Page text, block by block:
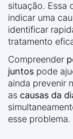
situação. Essa
indicar uma
identificar
tratamento
Compreender
juntos pode
ainda prevenir
as causas da
esse problema.